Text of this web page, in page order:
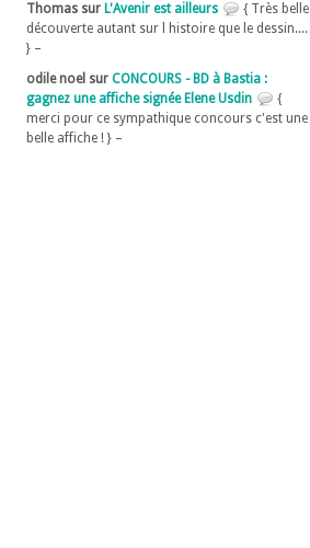
Thomas sur L'Avenir est ailleurs
{ Très belle
découverte autant sur l histoire que le dessin....
} –
odile noel sur CONCOURS - BD à Bastia :
gagnez une affiche signée Elene Usdin
{
merci pour ce sympathique concours c'est une
belle affiche ! } –